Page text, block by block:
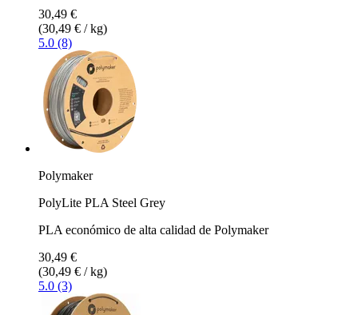
30,49 €
(30,49 € / kg)
5.0 (8)
Polymaker
PolyLite PLA Steel Grey
PLA económico de alta calidad de Polymaker
30,49 €
(30,49 € / kg)
5.0 (3)